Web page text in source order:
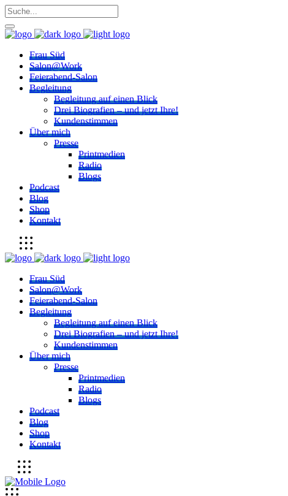
Frau Süd
Salon@Work
Feierabend-Salon
Begleitung
Begleitung auf einen Blick
Drei Biografien – und jetzt Ihre!
Kundenstimmen
Über mich
Presse
Printmedien
Radio
Blogs
Podcast
Blog
Shop
Kontakt
Frau Süd
Salon@Work
Feierabend-Salon
Begleitung
Begleitung auf einen Blick
Drei Biografien – und jetzt Ihre!
Kundenstimmen
Über mich
Presse
Printmedien
Radio
Blogs
Podcast
Blog
Shop
Kontakt